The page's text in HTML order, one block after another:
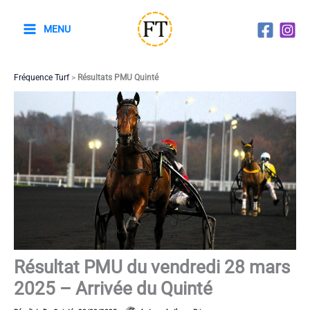
MENU
Fréquence Turf> Résultats PMU Quinté
Résultat PMU du vendredi 28 mars
2025 – Arrivée du Quinté